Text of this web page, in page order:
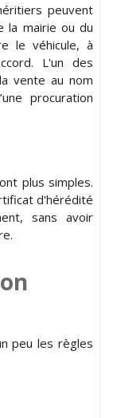
peuvent
la mairie ou du
le véhicule, à
L'un des
vente au nom
procuration
plus simples.
d'hérédité
sans avoir
peu les règles